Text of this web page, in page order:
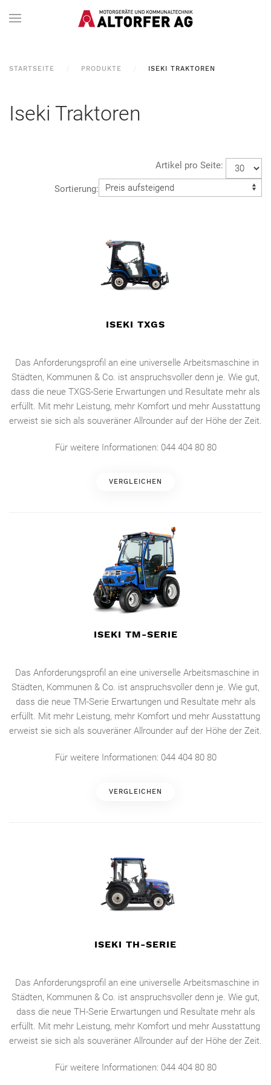
STARTSEITE PRODUKTE ISEKI TRAKTOREN
Iseki Traktoren
Artikel pro Seite:
Sortierung:
ISEKI TXGS
Das Anforderungsprofil an eine universelle Arbeitsmaschine in
Städten, Kommunen & Co. ist anspruchsvoller denn je. Wie gut,
dass die neue TXGS-Serie Erwartungen und Resultate mehr als
erfüllt. Mit mehr Leistung, mehr Komfort und mehr Ausstattung
erweist sie sich als souveräner Allrounder auf der Höhe der Zeit.
Für weitere Informationen: 044 404 80 80
VERGLEICHEN
ISEKI TM-SERIE
Das Anforderungsprofil an eine universelle Arbeitsmaschine in
Städten, Kommunen & Co. ist anspruchsvoller denn je. Wie gut,
dass die neue TM-Serie Erwartungen und Resultate mehr als
erfüllt. Mit mehr Leistung, mehr Komfort und mehr Ausstattung
erweist sie sich als souveräner Allrounder auf der Höhe der Zeit.
Für weitere Informationen: 044 404 80 80
VERGLEICHEN
ISEKI TH-SERIE
Das Anforderungsprofil an eine universelle Arbeitsmaschine in
Städten, Kommunen & Co. ist anspruchsvoller denn je. Wie gut,
dass die neue TH-Serie Erwartungen und Resultate mehr als
erfüllt. Mit mehr Leistung, mehr Komfort und mehr Ausstattung
erweist sie sich als souveräner Allrounder auf der Höhe der Zeit.
Für weitere Informationen: 044 404 80 80